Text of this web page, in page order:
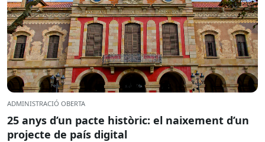
ADMINISTRACIÓ OBERTA
25 anys d’un pacte històric: el naixement d’un
projecte de país digital